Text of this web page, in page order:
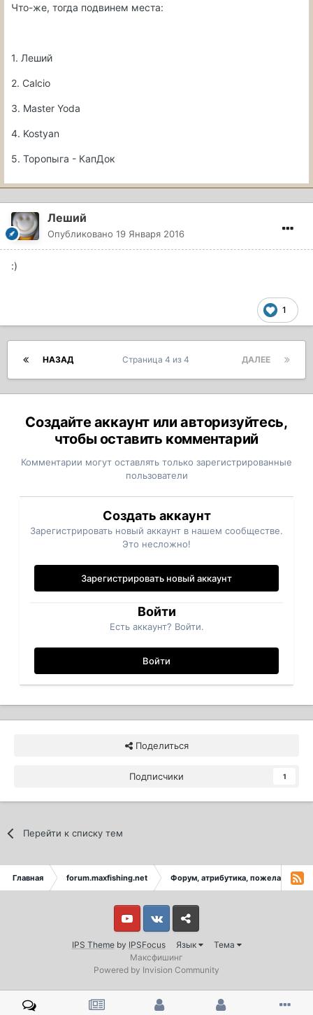
Что-же, тогда подвинем места:
1. Леший
2. Calcio
3. Master Yoda
4. Kostyan
5. Торопыга - КапДок
Леший
Опубликовано 19 Января 2016
:)
1
НАЗАД ДАЛЕЕ
Страница 4 из 4
Создайте аккаунт или авторизуйтесь,
чтобы оставить комментарий
Комментарии могут оставлять только зарегистрированные
пользователи
Создать аккаунт
Зарегистрировать новый аккаунт в нашем сообществе.
Это несложно!
Зарегистрировать новый аккаунт
Войти
Есть аккаунт? Войти.
Войти
Поделиться
Подписчики 1
Перейти к списку тем
Главная forum.maxfishing.net Форум, атрибутика, пожелания-
IPS Themeby IPSFocus Язык Тема
Youtube VkontakteYandex
Максфишинг
Powered by Invision Community